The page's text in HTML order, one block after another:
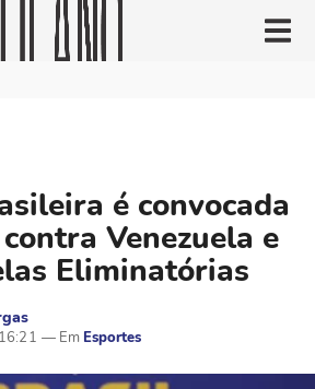
é convocada
Venezuela e
Eliminatórias
Esportes